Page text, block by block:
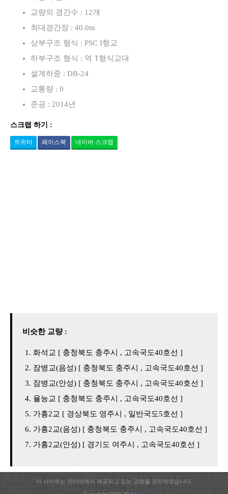
교량의 경간수 : 12개
최대경간장 : 40.0m
상부구조 형식 : PSC I형교
하부구조 형식 : 역 T형식교대
설계하중 : DB-24
교통량 : 0
준공 : 2014년
스크랩 하기 :
트위터 페이스북 네이버 스크랩
비슷한 교량 :
화석교 [ 충청북도 충주시 , 고속국도40호선 ]
잠병교(음성) [ 충청북도 충주시 , 고속국도40호선 ]
잠병교(안성) [ 충청북도 충주시 , 고속국도40호선 ]
율능교 [ 충청북도 충주시 , 고속국도40호선 ]
가흥2교 [ 경상북도 영주시 , 일반국도5호선 ]
가흥2교(음성) [ 충청북도 충주시 , 고속국도40호선 ]
가흥2교(안성) [ 경기도 여주시 , 고속국도40호선 ]
이 사이트는 인터넷에서 제공되고 있는 교량을 정리하였습니다.